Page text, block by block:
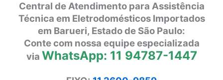
Central de Atendimento para Assistência
Técnica em Eletrodomésticos Importados
em Barueri, Estado de São Paulo:
Conte com nossa equipe especializada
via WhatsApp: 11 94787-1447